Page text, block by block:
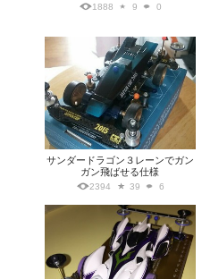
1888 9 0
サンダードラゴン３レーンでガン
ガン飛ばせる仕様
2394 39 6